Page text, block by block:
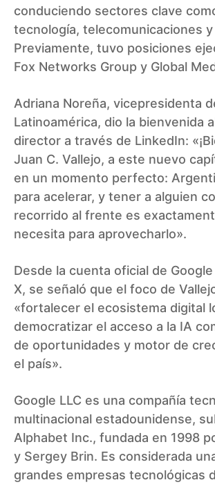
conduciendo sectores clave
tecnología, telecomunicaciones
Previamente, tuvo posiciones
Fox Networks Group y Global
Adriana Noreña, vicepresidenta
Latinoamérica, dio la bienvenida
director a través de LinkedIn:
Juan C. Vallejo, a este nuevo
en un momento perfecto:
para acelerar, y tener a alguien
recorrido al frente es
necesita para aprovecharlo».
Desde la cuenta oficial de
X, se señaló que el foco de
«fortalecer el ecosistema digital
democratizar el acceso a la IA
de oportunidades y motor de
el país».
Google LLC es una compañía
multinacional estadounidense,
Alphabet Inc., fundada en 1998
y Sergey Brin. Es considerada
grandes empresas tecnológicas